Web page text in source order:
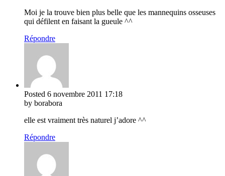
Moi je la trouve bien plus belle que les mannequins osseuses
qui défilent en faisant la gueule ^^
Répondre
Posted 6 novembre 2011 17:18
by borabora
elle est vraiment très naturel j’adore ^^
Répondre